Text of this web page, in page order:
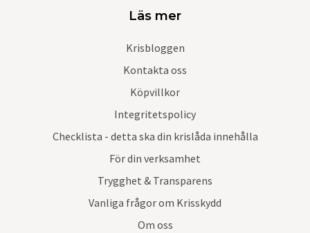
Läs mer
Krisbloggen
Kontakta oss
Köpvillkor
Integritetspolicy
Checklista - detta ska din krislåda innehålla
För din verksamhet
Trygghet & Transparens
Vanliga frågor om Krisskydd
Om oss